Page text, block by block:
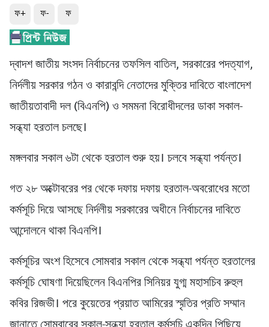
ফ+ ফ- ফ
দ্বাদশ জাতীয় সংসদ নির্বাচনের তফসিল বাতিল, সরকারের পদত্যাগ,
নির্দলীয় সরকার গঠন ও কারাবন্দি নেতাদের মুক্তির দাবিতে বাংলাদেশ
জাতীয়তাবাদী দল (বিএনপি) ও সমমনা বিরোধীদলের ডাকা সকাল-
সন্ধ্যা হরতাল চলছে।
মঙ্গলবার সকাল ৬টা থেকে হরতাল শুরু হয়। চলবে সন্ধ্যা পর্যন্ত।
গত ২৮ অক্টোবরের পর থেকে দফায় দফায় হরতাল-অবরোধের মতো
কর্মসূচি দিয়ে আসছে নির্দলীয় সরকারের অধীনে নির্বাচনের দাবিতে
আন্দোলনে থাকা বিএনপি।
কর্মসূচির অংশ হিসেবে সোমবার সকাল থেকে সন্ধ্যা পর্যন্ত হরতালের
কর্মসূচি ঘোষণা দিয়েছিলেন বিএনপির সিনিয়র যুগ্ম মহাসচিব রুহুল
কবির রিজভী। পরে কুয়েতের প্রয়াত আমিরের স্মৃতির প্রতি সম্মান